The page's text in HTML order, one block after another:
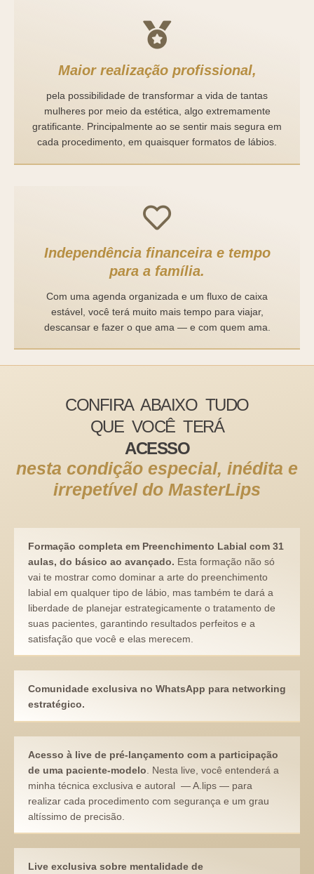
Maior realização profissional,
pela possibilidade de transformar a vida de tantas
mulheres por meio da estética, algo extremamente
gratificante. Principalmente ao se sentir mais segura em
cada procedimento, em quaisquer formatos de lábios.
Independência financeira e tempo
para a família.
Com uma agenda organizada e um fluxo de caixa
estável, você terá muito mais tempo para viajar,
descansar e fazer o que ama — e com quem ama.
CONFIRA ABAIXO TUDO
QUE VOCÊ TERÁ
ACESSO
nesta condição especial, inédita e
irrepetível do MasterLips
Formação completa em Preenchimento Labial com 31
aulas, do básico ao avançado. Esta formação não só
vai te mostrar como dominar a arte do preenchimento
labial em qualquer tipo de lábio, mas também te dará a
liberdade de planejar estrategicamente o tratamento de
suas pacientes, garantindo resultados perfeitos e a
satisfação que você e elas merecem.
Comunidade exclusiva no WhatsApp para networking
estratégico.
Acesso à live de pré-lançamento com a participação
de uma paciente-modelo
Nesta live, você entenderá a
minha técnica exclusiva e autoral — A.lips — para
realizar cada procedimento com segurança e um grau
altíssimo de precisão.
Live exclusiva sobre mentalidade de